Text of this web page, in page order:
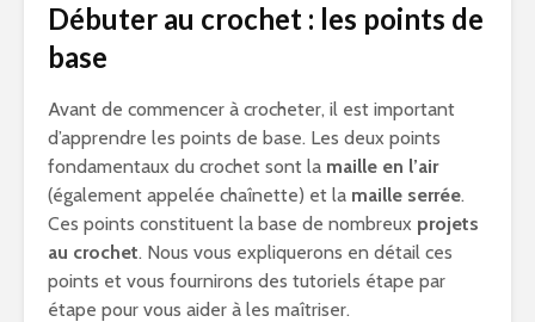
Débuter au crochet : les points de
base
Avant de commencer à crocheter, il est important
d’apprendre les points de base. Les deux points
fondamentaux du crochet sont la maille en l’air
(également appelée chaînette) et la maille serrée.
Ces points constituent la base de nombreux projets
au crochet. Nous vous expliquerons en détail ces
points et vous fournirons des tutoriels étape par
étape pour vous aider à les maîtriser.